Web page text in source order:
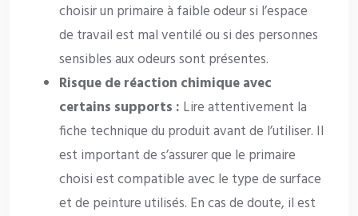
choisir un primaire à faible odeur si l’espace
de travail est mal ventilé ou si des personnes
sensibles aux odeurs sont présentes.
Risque de réaction chimique avec
certains supports : Lire attentivement la
fiche technique du produit avant de l’utiliser. Il
est important de s’assurer que le primaire
choisi est compatible avec le type de surface
et de peinture utilisés. En cas de doute, il est